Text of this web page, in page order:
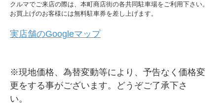
クルマでご来店の際は、本町商店街の各共同駐車場をご利用下さい。
お買上げのお客様には無料駐車券を差し上げます。
実店舗のGoogleマップ
※現地価格、為替変動等により、予告なく価格変
更をする事がございます。どうぞご了承下さ
い。